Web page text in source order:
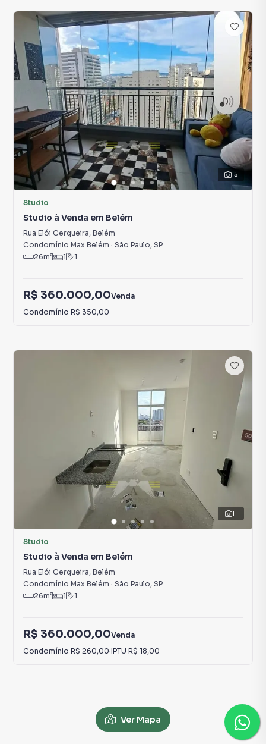
15
Studio
Studio à Venda em Belém
Rua Elói Cerqueira, Belém
Condomínio Max Belém · São Paulo, SP
26m² 1 1
R$ 360.000,00Venda
Condomínio R$ 350,00
11
Studio
Studio à Venda em Belém
Rua Elói Cerqueira, Belém
Condomínio Max Belém · São Paulo, SP
26m² 1 1
R$ 360.000,00Venda
Condomínio R$ 260,00·IPTU R$ 18,00
Ver Mapa